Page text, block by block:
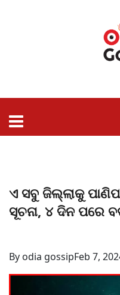
ଏ ସବୁ ଜିଲ୍ଲାକୁ
ସୂଚନା, ୪ ଦିନ ପରେ
By odia gossipFeb 7,